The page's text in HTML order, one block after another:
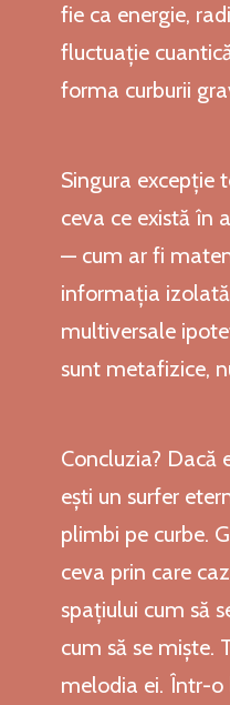
fie ca energie,
fluctuație
forma curburii
Singura excepție
ceva ce există în
— cum ar fi
informația
multiversale
sunt metafizice,
Concluzia? Dacă
ești un surfer
plimbi pe curbe.
ceva prin care
spațiului cum să
cum să se miște.
melodia ei. Într-